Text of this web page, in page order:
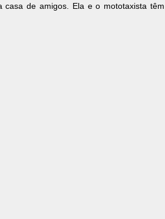
de amigos. Ela e o mototaxista têm